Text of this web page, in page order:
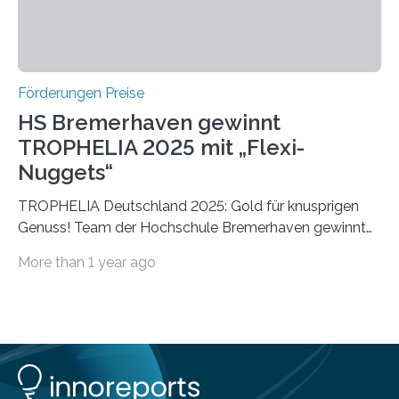
Förderungen Preise
HS Bremerhaven gewinnt
TROPHELIA 2025 mit „Flexi-
Nuggets“
TROPHELIA Deutschland 2025: Gold für knusprigen
Genuss! Team der Hochschule Bremerhaven gewinnt
ECOTROPHELIAMit der Produktidee “Flexi-Nuggets”
Studierende der Lebensmittelwissenschaften und
wurde zum 16. Mal durch den Forschungskreis der
More than 1 year ago